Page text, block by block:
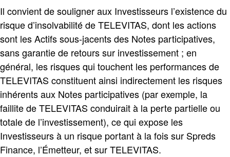
Il convient de souligner aux Investisseurs l’existence du
risque d’insolvabilité de TELEVITAS, dont les actions
sont les Actifs sous-jacents des Notes participatives,
sans garantie de retours sur investissement ; en
général, les risques qui touchent les performances de
TELEVITAS constituent ainsi indirectement les risques
inhérents aux Notes participatives (par exemple, la
faillite de TELEVITAS conduirait à la perte partielle ou
totale de l’investissement), ce qui expose les
Investisseurs à un risque portant à la fois sur Spreds
Finance, l’Émetteur, et sur TELEVITAS.